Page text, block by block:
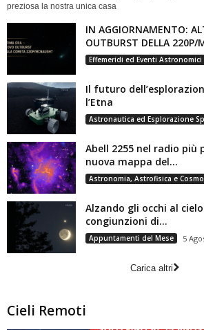
preziosa la nostra unica casa
IN AGGIORNAMENTO:
OUTBURST DELLA 220P/
Effemeridi ed Eventi Astronomici
Il futuro
l’Etna
Astronautica ed Esplorazione
Abell 2255 nel radio più
nuova mappa del...
Astronomia, Astrofisica e
Alzando gli occhi al
congiunzioni di...
Appuntamenti del Mese 5
Carica altri
Cieli Remoti